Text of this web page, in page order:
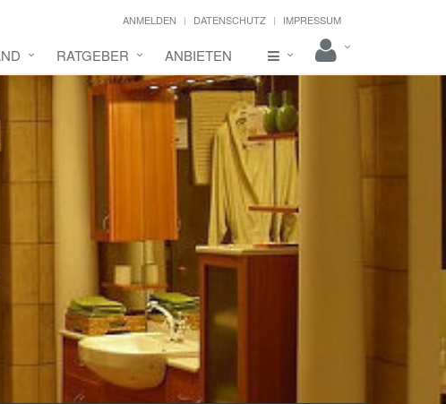
ANMELDEN DATENSCHUTZ IMPRESSUM
RATGEBER ANBIETEN